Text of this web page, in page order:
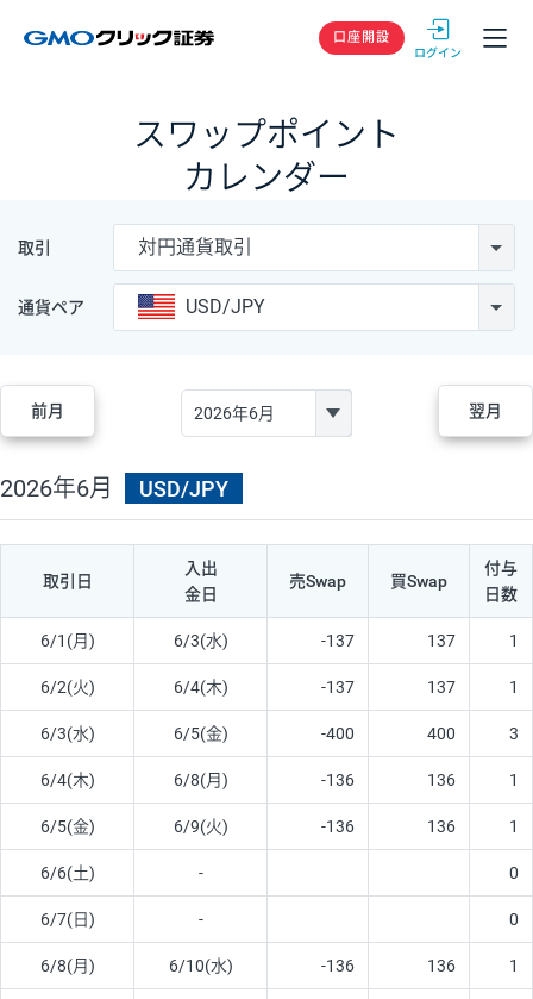
GMOクリック
口座開設
スワップポイント
カレンダー
取引 対円通貨取引
通貨ペア USD/JPY
前月 翌月
2026年6月 USD/JPY
取引日
入出
金日
売Swap 買Swap
付与
日数
6/1(月) 6/3(水) -137 137 1
6/2(火) 6/4(木) -137 137 1
6/3(水) 6/5(金) -400 400 3
6/4(木) 6/8(月) -136 136 1
6/5(金) 6/9(火) -136 136 1
6/6(土) - 0
6/7(日) - 0
6/8(月) 6/10(水) -136 136 1